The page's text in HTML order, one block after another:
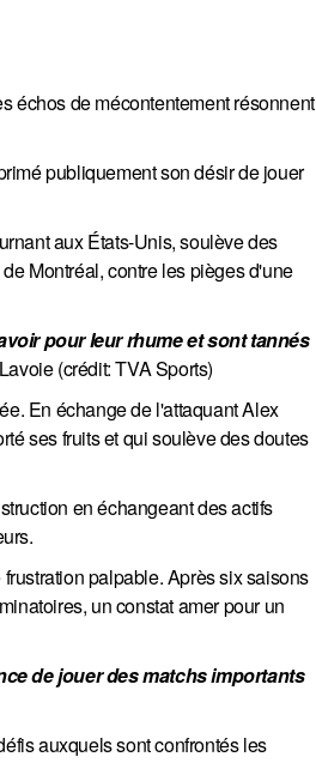
échos de mécontentement résonnent
publiquement son désir de jouer
aux États-Unis, soulève des
Montréal, contre les pièges d'une
pour leur rhume et sont tannés
(crédit: TVA Sports)
En échange de l'attaquant Alex
ses fruits et qui soulève des doutes
en échangeant des actifs
palpable. Après six saisons
un constat amer pour un
de jouer des matchs importants
auxquels sont confrontés les